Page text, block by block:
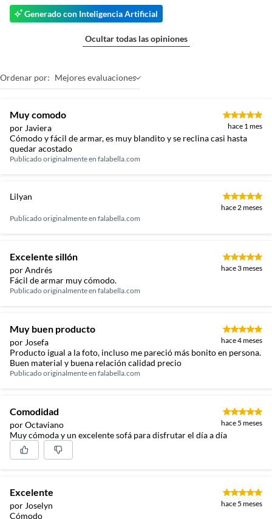
Generado con Inteligencia Artificial
Ocultar todas las opiniones
Ordenar por: Mejores evaluaciones
Muy comodo
por Javiera hace 1 mes
Cómodo y fácil de armar, es muy blandito y se reclina casi hasta
quedar acostado
Publicado originalmente en falabella.com
Lilyan
hace 2 meses
Publicado originalmente en falabella.com
Excelente sillón
por Andrés hace 3 meses
Fácil de armar muy cómodo.
Publicado originalmente en falabella.com
Muy buen producto
por Josefa hace 4 meses
Producto igual a la foto, incluso me pareció más bonito en persona.
Buen material y buena relación calidad precio
Publicado originalmente en falabella.com
Comodidad
por Octaviano hace 5 meses
Muy cómoda y un excelente sofá para disfrutar el día a día
Excelente
por Joselyn hace 5 meses
Cómodo